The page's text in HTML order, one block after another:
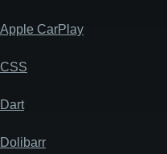
Apple CarPlay
CSS
Dart
Dolibarr